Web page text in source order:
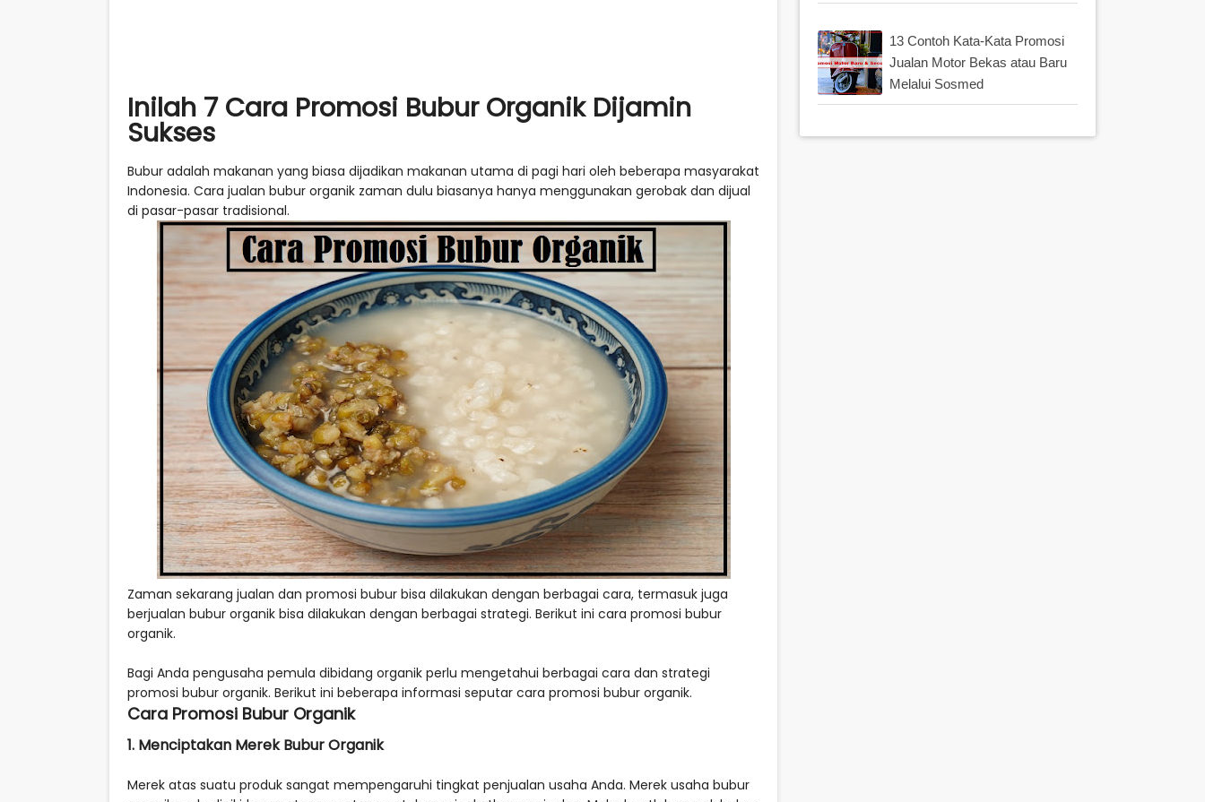
Inilah 7 Cara Promosi Bubur Organik Dijamin
Sukses
Bubur adalah makanan yang biasa dijadikan makanan utama di pagi hari oleh beberapa masyarakat
Indonesia. Cara jualan bubur organik zaman dulu biasanya hanya menggunakan gerobak dan dijual
di pasar-pasar tradisional.
Zaman sekarang jualan dan promosi bubur bisa dilakukan dengan berbagai cara, termasuk juga
berjualan bubur organik bisa dilakukan dengan berbagai strategi. Berikut ini cara promosi bubur
organik.
Bagi Anda pengusaha pemula dibidang organik perlu mengetahui berbagai cara dan strategi
promosi bubur organik. Berikut ini beberapa informasi seputar cara promosi bubur organik.
Cara Promosi Bubur Organik
1. Menciptakan Merek Bubur Organik
Merek atas suatu produk sangat mempengaruhi tingkat penjualan usaha Anda. Merek usaha bubur
13 Contoh Kata-Kata Promosi
Jualan Motor Bekas atau Baru
Melalui Sosmed